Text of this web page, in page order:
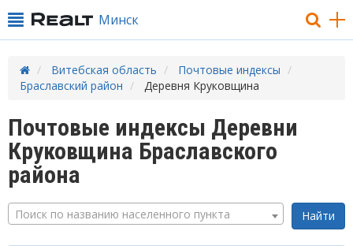
Минск
Витебская область
Почтовые индексы
Браславский район
Деревня Круковщина
Почтовые индексы Деревни
Круковщина Браславского
района
Поиск по названию населенного пункта